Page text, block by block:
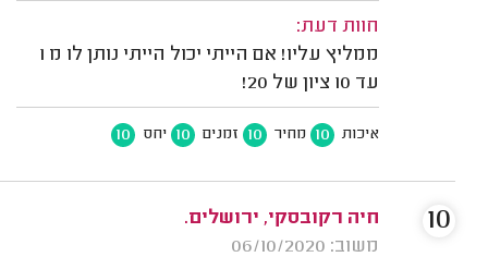
חוות דעת:
ממליץ עליו! אם הייתי יכול הייתי נותן לו מ 1
עד 10 ציון של 20!
איכות 10 מחיר 10 זמנים 10 יחס 10
חיה רקובסקי, ירושלים.
משוב: 06/10/2020
10